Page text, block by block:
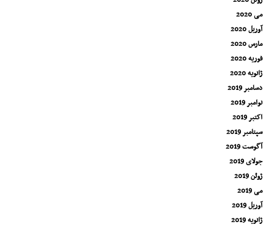
می 2020
آوریل 2020
مارس 2020
فوریه 2020
ژانویه 2020
دسامبر 2019
نوامبر 2019
اکتبر 2019
سپتامبر 2019
آگوست 2019
جولای 2019
ژوئن 2019
می 2019
آوریل 2019
ژانویه 2019